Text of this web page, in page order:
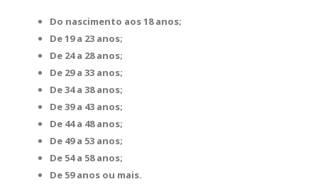
Do nascimento aos 18 anos;
De 19 a 23 anos;
De 24 a 28 anos;
De 29 a 33 anos;
De 34 a 38 anos;
De 39 a 43 anos;
De 44 a 48 anos;
De 49 a 53 anos;
De 54 a 58 anos;
De 59 anos ou mais.